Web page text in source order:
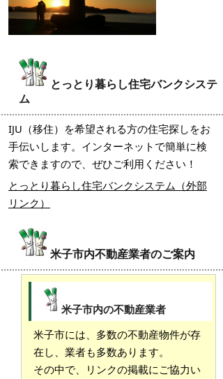
とっとり暮らし住宅バンクシステ
ム
IJU（移住）を希望される方の住宅探しをお
手伝いします。インターネットで簡単に検
索できますので、ぜひご利用ください！
とっとり暮らし住宅バンクシステム（外部
リンク）
米子市内不動産業者のご案内
米子市内の不動産業者
米子市には、多数の不動産物件が存
在し、業者も多数あります。
その中で、リンクの掲載にご協力い